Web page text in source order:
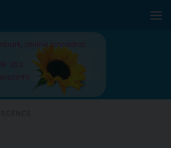
online poradna
352